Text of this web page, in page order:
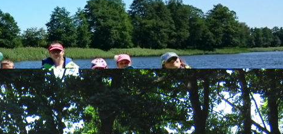
JAK MOŻESZ POMÓC